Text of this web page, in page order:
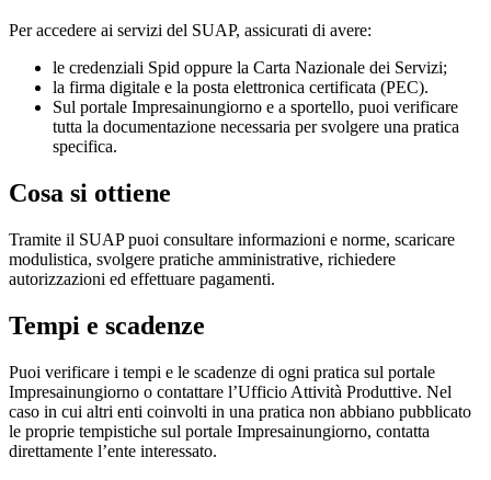
Per accedere ai servizi del SUAP, assicurati di avere:
le credenziali Spid oppure la Carta Nazionale dei Servizi;
la firma digitale e la posta elettronica certificata (PEC).
Sul portale Impresainungiorno e a sportello, puoi verificare
tutta la documentazione necessaria per svolgere una pratica
specifica.
Cosa si ottiene
Tramite il SUAP puoi consultare informazioni e norme, scaricare
modulistica, svolgere pratiche amministrative, richiedere
autorizzazioni ed effettuare pagamenti.
Tempi e scadenze
Puoi verificare i tempi e le scadenze di ogni pratica sul portale
Impresainungiorno o contattare l’Ufficio Attività Produttive. Nel
caso in cui altri enti coinvolti in una pratica non abbiano pubblicato
le proprie tempistiche sul portale Impresainungiorno, contatta
direttamente l’ente interessato.